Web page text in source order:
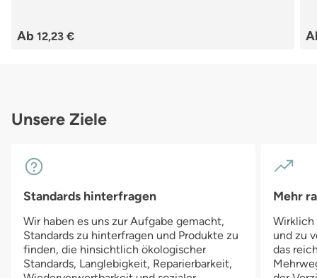
Regulärer Preis:
Ab 12,23 €
Unsere Ziele
Standards hinterfragen
Wir haben es uns zur Aufgabe gemacht,
Standards zu hinterfragen und Produkte zu
finden, die hinsichtlich ökologischer
Standards, Langlebigkeit, Reparierbarkeit,
Mehr
Wirklich
und zu
das